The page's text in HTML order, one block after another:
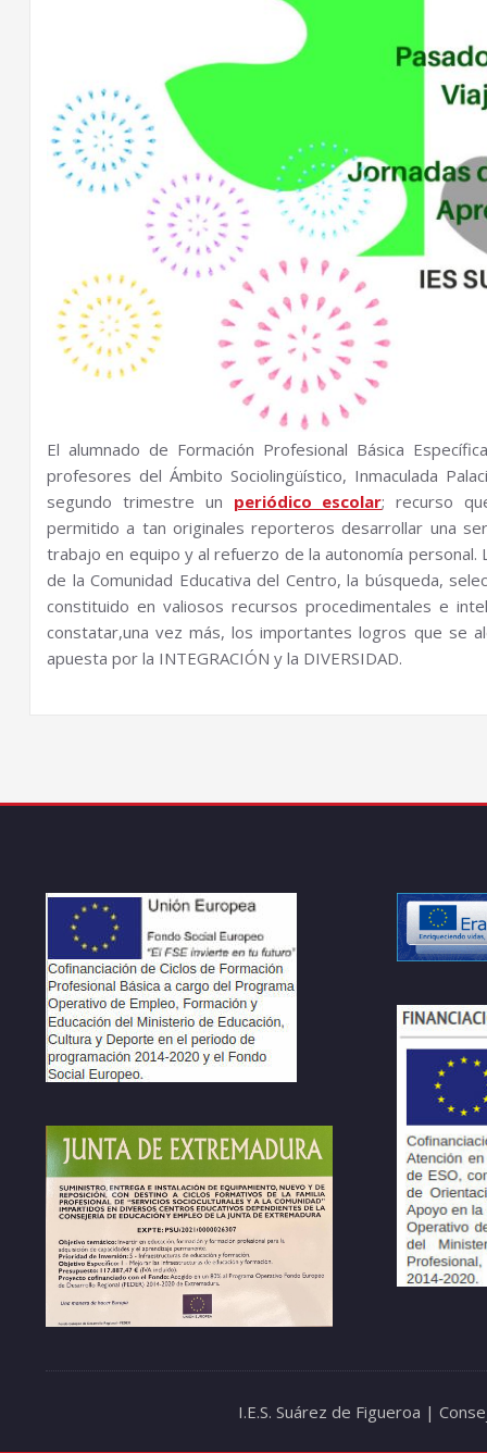
El alumnado de Formación Profesional Básica
profesores del Ámbito Sociolingüístico, Inmaculada
segundo trimestre un periódico escolar; recurso
permitido a tan originales reporteros desarrollar una
trabajo en equipo y al refuerzo de la autonomía
de la Comunidad Educativa del Centro, la búsqueda,
constituido en valiosos recursos procedimentales e
constatar,una vez más, los importantes logros que se
apuesta por la INTEGRACIÓN y la DIVERSIDAD.
I.E.S. Suárez de Figueroa |